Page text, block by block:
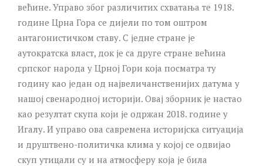
већине. Управо због различитих схватања те 1918.
године Црна Гора се дијели по том оштром
антагонистичком ставу. С једне стране је
аутократска власт, док је са друге стране већина
српског народа у Црној Гори која посматра ту
годину као један од највеличанственијих датума у
нашој свенародној историји. Овај зборник је настао
као резултат скупа који је одржан 2018. године у
Игалу. И управо ова савремена историјска ситуација
и друштвено-политичка клима у којој се одвијао
скуп утицали су и на атмосферу која је била